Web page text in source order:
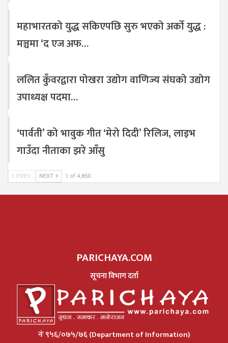
महाभारतको युद्ध सकिएपछि सुरु भएको अर्को युद्ध :
मञ्चमा ‘द एज अफ…
ललित कुँवरद्वारा पोखरा उद्योग वाणिज्य संघको उद्योग
उपाध्यक्ष पदमा…
‘पार्वती’ को भावुक गीत ‘मेरो दिदी’ रिलिज, लाइभ
गाउँदा नीताका झरे आँसु
PREV NEXT 1 of 4,850
PARICHAYA.COM
सूचना विभाग दर्ता
नंः ९५६/०७५/७६ (Department of Information)